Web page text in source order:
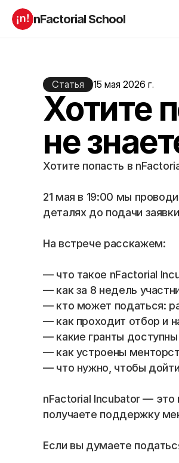
nFactorial School
Incubator 2026
Компаниям
Старт в ИТ
Андроид разработчик
Алгоритмы
Python-разработчик
Frontend на React
Product
Data Science
QA инженер
RESOURCES
Careers
COMMUNITY
Статья 15 мая 2026 г.
Хотите
не
Хотите попасть в
21 мая в 19:00 мы
деталях до подачи
На встрече расскажем:
— что такое nFactorial
— как за 8 недель
— кто может податься:
— как проходит отбор и
— какие гранты
— как устроены
— что нужно, чтобы
nFactorial Incubator — это
получаете поддержку
Если вы думаете